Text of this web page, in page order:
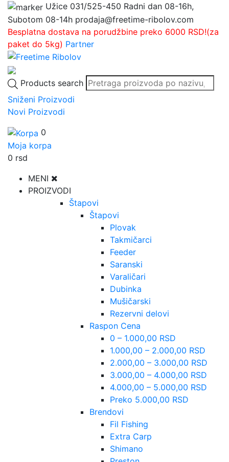
Užice 031/525-450 Radni dan 08-16h,
Subotom 08-14h prodaja@freetime-ribolov.com
Besplatna dostava na porudžbine preko 6000 RSD!(za
paket do 5kg) Partner
Products search
Sniženi Proizvodi
Novi Proizvodi
0
Moja korpa
0 rsd
MENI
PROIZVODI
Štapovi
Štapovi
Plovak
Takmičarci
Feeder
Saranski
Varaličari
Dubinka
Mušičarski
Rezervni delovi
Raspon Cena
0 – 1.000,00 RSD
1.000,00 – 2.000,00 RSD
2.000,00 – 3.000,00 RSD
3.000,00 – 4.000,00 RSD
4.000,00 – 5.000,00 RSD
Preko 5.000,00 RSD
Brendovi
Fil Fishing
Extra Carp
Shimano